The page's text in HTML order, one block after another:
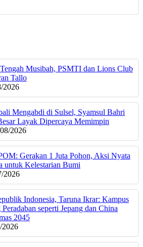
Musibah, PSMTI dan Lions Club
Tallo
2026
Mengabdi di Sulsel, Syamsul Bahri
Layak Dipercaya Memimpin
2026
Gerakan 1 Juta Pohon, Aksi Nyata
untuk Kelestarian Bumi
2026
Indonesia, Taruna Ikrar: Kampus
seperti Jepang dan China
2045
2026